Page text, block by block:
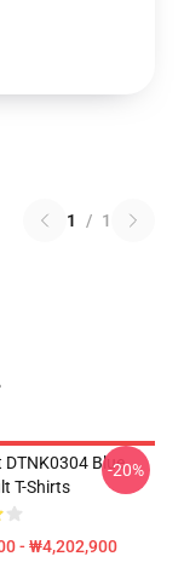
1 / 1
DTNK0304 Blue
T-Shirts
- ₩4,202,900
-20%